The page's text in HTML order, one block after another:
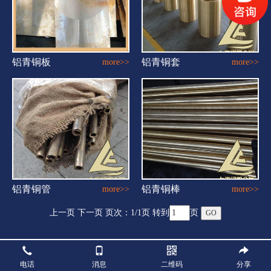
铝青铜板 more>> 铝青铜套 more>>
铝青铜管 more>> 铝青铜棒 more>>
上一页 下一页 页次： 1/1页 转到 页
电话 消息 二维码 分享